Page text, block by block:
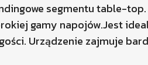
segmentu table-top.
gamy napojów.Jest
Urządzenie zajmuje